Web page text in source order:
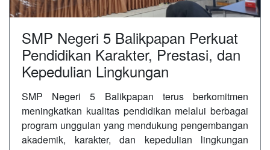
SMP Negeri 5 Balikpapan Perkuat
Pendidikan Karakter, Prestasi, dan
Kepedulian Lingkungan
SMP Negeri 5 Balikpapan terus berkomitmen
meningkatkan kualitas pendidikan melalui berbagai
program unggulan yang mendukung pengembangan
akademik, karakter, dan kepedulian lingkungan